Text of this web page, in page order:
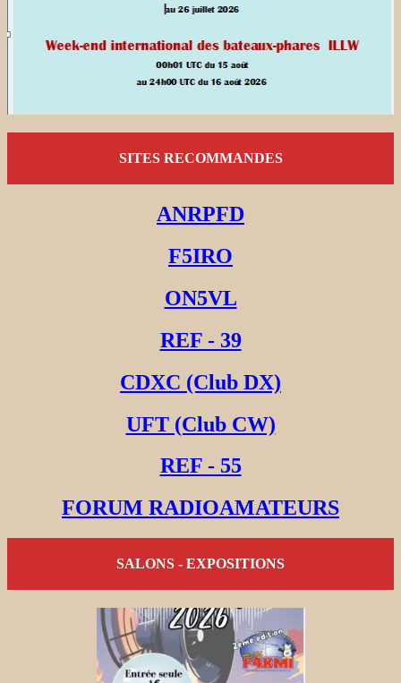
SITES RECOMMANDES
ANRPFD
F5IRO
ON5VL
REF - 39
CDXC (Club DX)
UFT (Club CW)
REF - 55
FORUM RADIOAMATEURS
SALONS - EXPOSITIONS